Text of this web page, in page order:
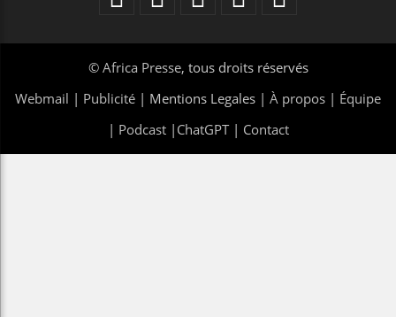
© Africa Presse, tous droits réservés
Webmail | Publicité | Mentions Legales | À propos | Équipe
| Podcast| ChatGPT| Contact